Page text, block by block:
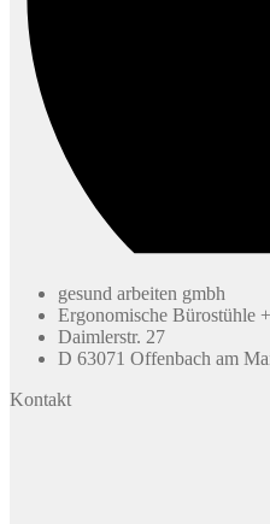
gesund arbeiten gmbh
Ergonomische Bürostühle
Daimlerstr. 27
D 63071 Offenbach am
Kontakt